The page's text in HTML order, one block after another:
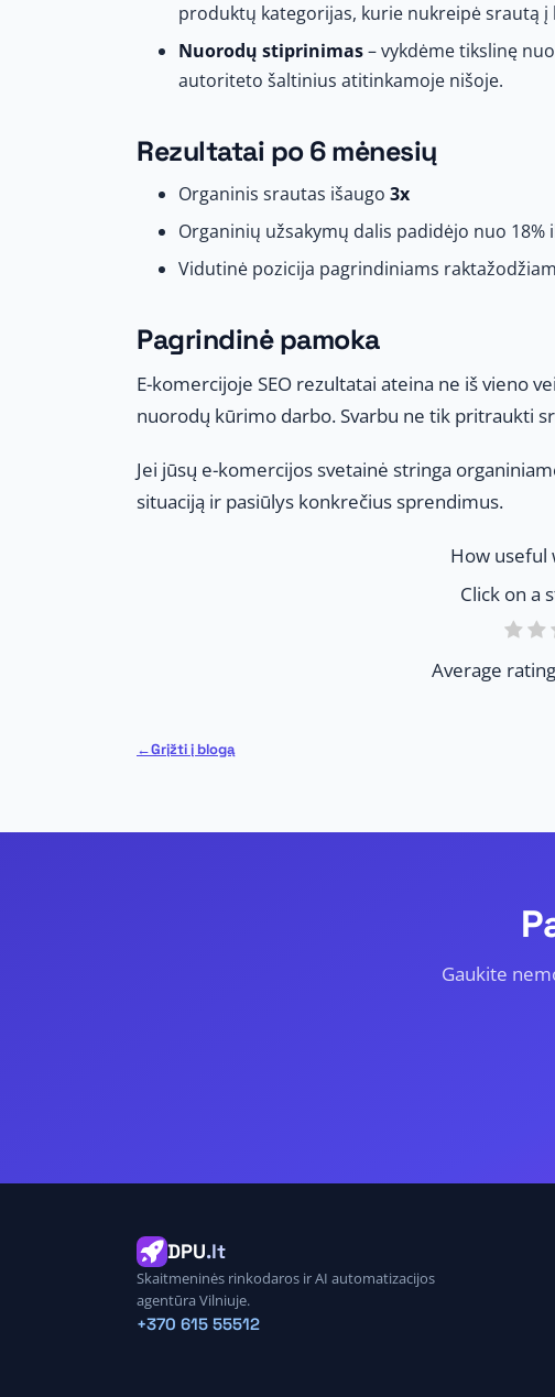
produktų kategorijas, kurie nukreipė srautą į
Nuorodų stiprinimas– vykdėme tikslinę
autoriteto šaltinius atitinkamoje nišoje.
Rezultatai po 6 mėnesių
Organinis srautas išaugo 3x
Organinių užsakymų dalis padidėjo nuo 18%
Vidutinė pozicija pagrindiniams
Pagrindinė pamoka
E-komercijoje SEO rezultatai ateina ne iš vieno
nuorodų kūrimo darbo. Svarbu ne tik pritraukti
Jei jūsų e-komercijos svetainė stringa
situaciją ir pasiūlys konkrečius sprendimus.
How useful
Click on a
Average rating
Grįžti į blogą
Gaukite
DPU.lt
Skaitmeninės rinkodaros ir AI automatizacijos
agentūra Vilniuje.
+370 615 55512